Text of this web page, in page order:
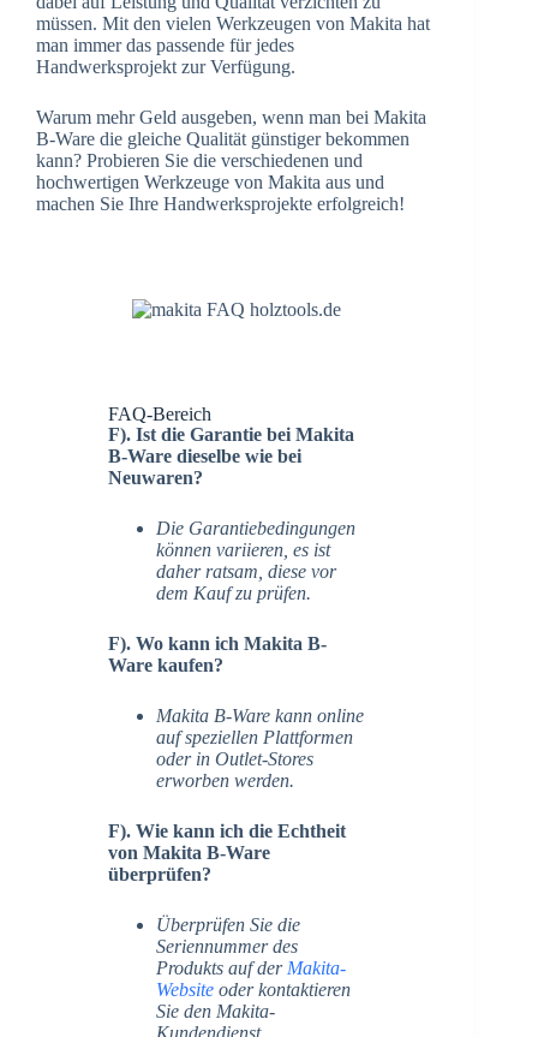
müssen. Mit den vielen Werkzeugen von Makita hat
man immer das passende für jedes
Handwerksprojekt zur Verfügung.
Warum mehr Geld ausgeben, wenn man bei Makita
B-Ware die gleiche Qualität günstiger bekommen
kann? Probieren Sie die verschiedenen und
hochwertigen Werkzeuge von Makita aus und
machen Sie Ihre Handwerksprojekte erfolgreich!
FAQ-Bereich
F). Ist die Garantie bei Makita
B-Ware dieselbe wie bei
Neuwaren?
Die Garantiebedingungen
können variieren, es ist
daher ratsam, diese vor
dem Kauf zu prüfen.
F). Wo kann ich Makita B-
Ware kaufen?
Makita B-Ware kann online
auf speziellen Plattformen
oder in Outlet-Stores
erworben werden.
F). Wie kann ich die Echtheit
von Makita B-Ware
überprüfen?
Überprüfen Sie die
Seriennummer des
Produkts auf der Makita-
Website oder kontaktieren
Sie den Makita-